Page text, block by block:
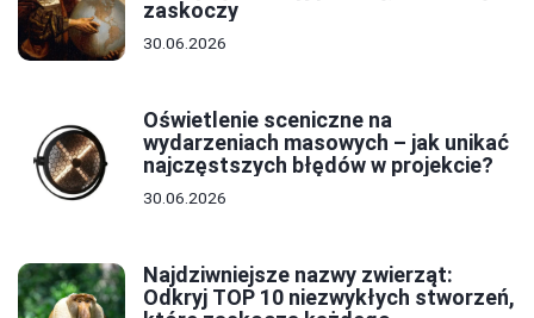
zaskoczy
30.06.2026
Oświetlenie sceniczne na
wydarzeniach masowych – jak unikać
najczęstszych błędów w projekcie?
30.06.2026
Najdziwniejsze nazwy zwierząt:
Odkryj TOP 10 niezwykłych stworzeń,